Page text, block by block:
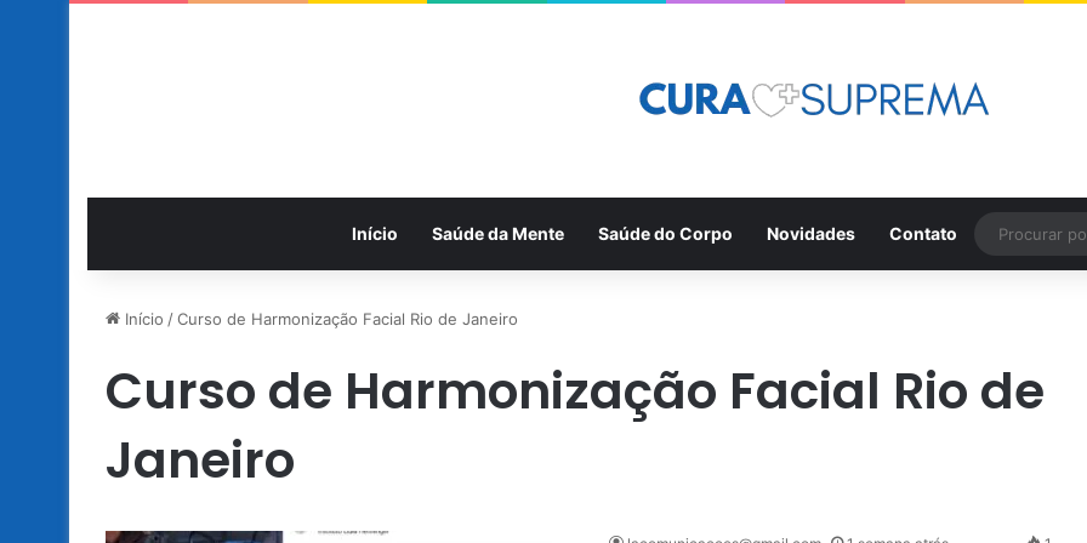
Início Saúde da Mente Saúde do Corpo Novidades Contato
Início /Curso de Harmonização Facial Rio de Janeiro
Curso de Harmonização Facial Rio de
Janeiro